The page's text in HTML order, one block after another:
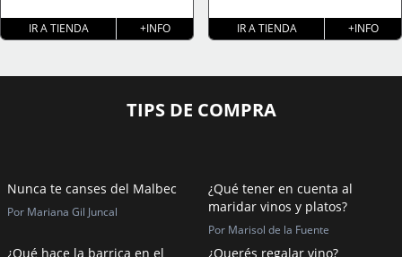
IR A TIENDA +INFO IR A TIENDA +INFO
TIPS DE COMPRA
Nunca te canses del Malbec
Por Mariana Gil Juncal
¿Qué tener en cuenta al
maridar vinos y platos?
Por Marisol de la Fuente
¿Qué hace la barrica en el
¿Querés regalar vino?